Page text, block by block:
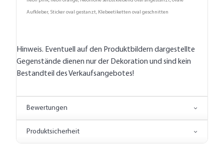
Aufkleber, Sticker oval gestanzt, Klebeetiketten oval geschnitten
Hinweis. Eventuell auf den Produktbildern dargestellte
Gegenstände dienen nur der Dekoration und sind kein
Bestandteil des Verkaufsangebotes!
Bewertungen
Produktsicherheit